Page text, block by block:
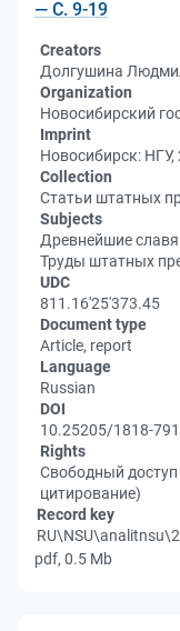
— С. 9-19
Creators
Долгушина
Organization
Новосибирский
Imprint
Новосибирск: НГУ,
Collection
Статьи штатных
Subjects
Древнейшие
Труды штатных
UDC
811.16'25'373.45
Document type
Article, report
Language
Russian
DOI
10.25205/1818-
Rights
Свободный доступ
цитирование)
Record key
pdf, 0.5 Mb